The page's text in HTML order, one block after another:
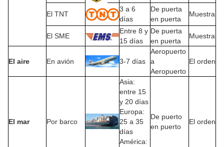
El TNT
3 a 6
días
De puerta
en puerta
Muestra
El SME
Entre 8 y
15 días
De puerta
en puerta
Muestra
El aire En avión 3-7 días
Aeropuerto
a
Aeropuerto
El orden
El mar Por barco
Asia:
entre 15
y 20 días
Europa:
25 a 35
días
América:
De puerto
en puerto
El orden